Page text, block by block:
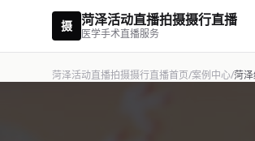
摄 菏泽活动直播拍摄摄行直播
医学手术直播服务
菏泽活动直播拍摄摄行直播首页/案例中心/菏